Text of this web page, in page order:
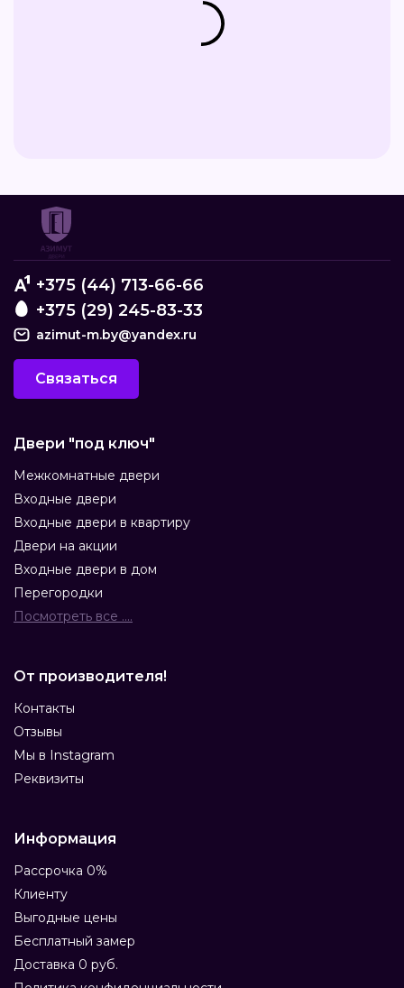
+375 (44) 713-66-66
+375 (29) 245-83-33
azimut-m.by@yandex.ru
Связаться
Двери "под ключ"
Межкомнатные двери
Входные двери
Входные двери в квартиру
Двери на акции
Входные двери в дом
Перегородки
Посмотреть все ....
От производителя!
Контакты
Отзывы
Мы в Instagram
Реквизиты
Информация
Рассрочка 0%
Клиенту
Выгодные цены
Бесплатный замер
Доставка 0 руб.